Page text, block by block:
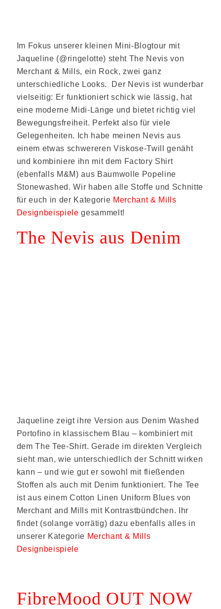
Im Fokus unserer kleinen Mini-Blogtour mit
Jaqueline (@ringelotte) steht The Nevis von
Merchant & Mills, ein Rock, zwei ganz
unterschiedliche Looks. Der Nevis ist wunderbar
vielseitig: Er funktioniert schick wie lässig, hat
eine moderne Midi-Länge und bietet richtig viel
Bewegungsfreiheit. Perfekt also für viele
Gelegenheiten. Ich habe meinen Nevis aus
einem etwas schwereren Viskose-Twill genäht
und kombiniere ihn mit dem Factory Shirt
(ebenfalls M&M) aus Baumwolle Popeline
Stonewashed. Wir haben alle Stoffe und Schnitte
für euch in der Kategorie Merchant & Mills
Designbeispiele gesammelt!
The Nevis aus Denim
Jaqueline zeigt ihre Version aus Denim Washed
Portofino in klassischem Blau – kombiniert mit
dem The Tee-Shirt. Gerade im direkten Vergleich
sieht man, wie unterschiedlich der Schnitt wirken
kann – und wie gut er sowohl mit fließenden
Stoffen als auch mit Denim funktioniert. The Tee
ist aus einem Cotton Linen Uniform Blues von
Merchant and Mills mit Kontrastbündchen. Ihr
findet (solange vorrätig) dazu ebenfalls alles in
unserer Kategorie Merchant & Mills
Designbeispiele
FibreMood OUT NOW